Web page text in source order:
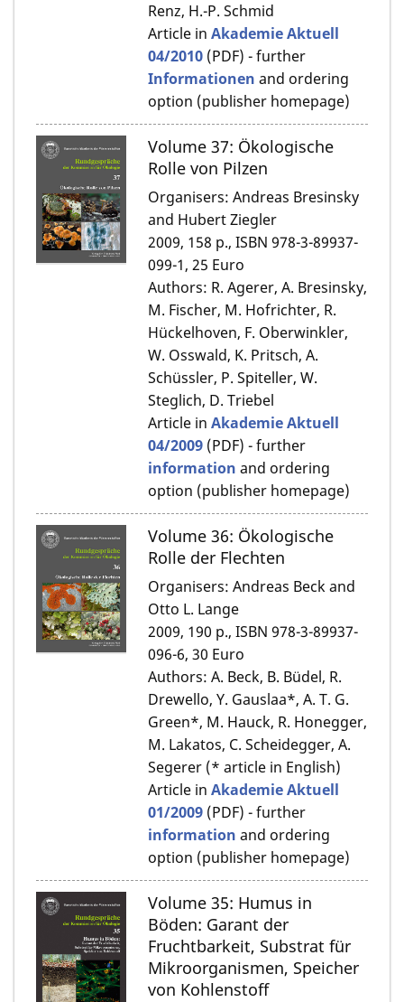
Renz, H.-P. Schmid
Article in Akademie Aktuell
04/2010 (PDF) - further
Informationen and ordering
option (publisher homepage)
Volume 37: Ökologische
Rolle von Pilzen
Organisers: Andreas Bresinsky
and Hubert Ziegler
2009, 158 p., ISBN 978-3-89937-
099-1, 25 Euro
Authors: R. Agerer, A. Bresinsky,
M. Fischer, M. Hofrichter, R.
Hückelhoven, F. Oberwinkler,
W. Osswald, K. Pritsch, A.
Schüssler, P. Spiteller, W.
Steglich, D. Triebel
Article in Akademie Aktuell
04/2009 (PDF) - further
information and ordering
option (publisher homepage)
Volume 36: Ökologische
Rolle der Flechten
Organisers: Andreas Beck and
Otto L. Lange
2009, 190 p., ISBN 978-3-89937-
096-6, 30 Euro
Authors: A. Beck, B. Büdel, R.
Drewello, Y. Gauslaa*, A. T. G.
Green*, M. Hauck, R. Honegger,
M. Lakatos, C. Scheidegger, A.
Segerer (* article in English)
Article in Akademie Aktuell
01/2009 (PDF) - further
information and ordering
option (publisher homepage)
Volume 35: Humus in
Böden: Garant der
Fruchtbarkeit, Substrat für
Mikroorganismen, Speicher
von Kohlenstoff